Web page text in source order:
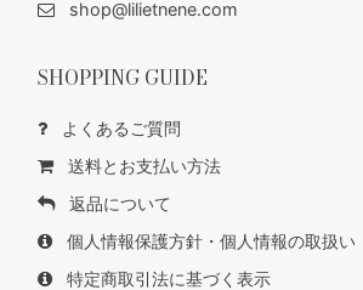
shop@lilietnene.com
SHOPPING GUIDE
よくあるご質問
送料とお支払い方法
返品について
個人情報保護方針・個人情報の取扱い
特定商取引法に基づく表示